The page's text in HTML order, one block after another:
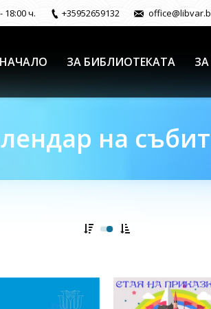
18:00 ч. +35952659132
НАЧАЛО ЗА БИБЛИОТЕКАТА
на